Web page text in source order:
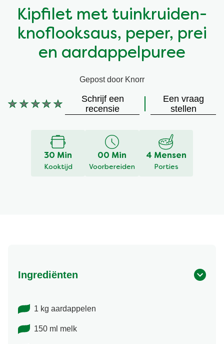
Vegetarisch
Ingrediënten
Gelegenheden
Kruiding
Groentewraps
Snackpots
Kipfilet met tuinkruiden-
knoflooksaus, peper, prei
en aardappelpuree
Gepost door Knorr
Geen
Schrijf een
recensie
Een vraag
stellen
30 Min
Kooktijd
00 Min
Voorbereiden
4 Mensen
Porties
Ingrediënten
1 kg aardappelen
150 ml melk